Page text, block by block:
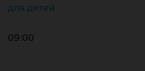
для детей
09:00